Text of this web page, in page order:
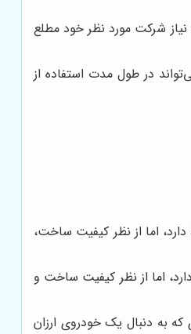
شرکت مورد نظر خود مطلع
در طول مدت استفاده از
رانا پلاس، یکی دیگر از خودروهای تولید داخل است که از نظر قیمتی، در رده پژو 206 قرار می‌گیرد. رانا پلاس، فضای داخلی بزرگتری نسبت به پژو 206 دارد، اما از نظر کیفیت ساخت،
ام وی ام 315، یک خودروی چینی است که از نظر طراحی، شباهت زیادی به پژو 206 دارد. ام وی ام 315، معمولاً قیمت کمتری نسبت به پژو 206 دارد، اما از نظر کیفیت ساخت و
به دنبال یک خودروی ارزان